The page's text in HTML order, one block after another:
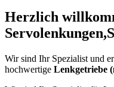
Herzlich
Wir sind Ihr Spezialist und
hochwertige Lenkgetriebe